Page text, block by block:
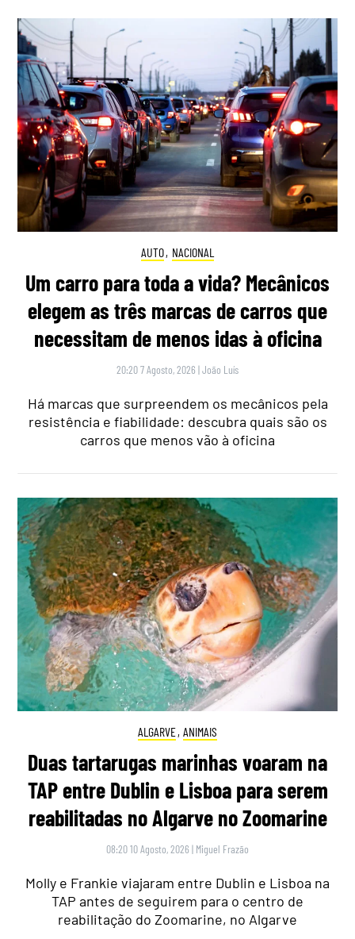
AUTO, NACIONAL
Um carro para toda a vida? Mecânicos
elegem as três marcas de carros que
necessitam de menos idas à oficina
20:20 7 Agosto, 2026 |João Luís
Há marcas que surpreendem os mecânicos pela
resistência e fiabilidade: descubra quais são os
carros que menos vão à oficina
ALGARVE, ANIMAIS
Duas tartarugas marinhas voaram na
TAP entre Dublin e Lisboa para serem
reabilitadas no Algarve no Zoomarine
08:20 10 Agosto, 2026 | Miguel Frazão
Molly e Frankie viajaram entre Dublin e Lisboa na
TAP antes de seguirem para o centro de
reabilitação do Zoomarine, no Algarve